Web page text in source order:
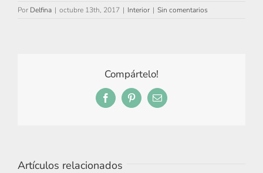
Por Delfina | octubre 13th, 2017 | Interior | Sin comentarios
Compártelo!
FacebookPinterestCorreo
electrónico
Artículos relacionados